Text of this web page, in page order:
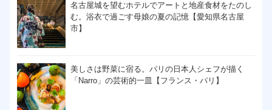
名古屋城を望むホテルでアートと地産食材をたのし
む。浴衣で過ごす母娘の夏の記憶【愛知県名古屋
市】
美しさは野菜に宿る。パリの日本人シェフが描く
「Narro」の芸術的一皿【フランス・パリ】